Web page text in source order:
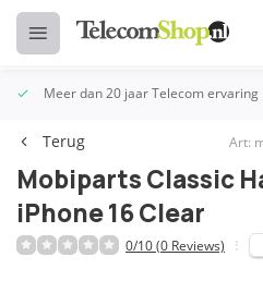
Meer dan 20 jaar Telecom ervaring
Terug Art:
Mobiparts Classic
iPhone 16 Clear
0/10 (0 Reviews)